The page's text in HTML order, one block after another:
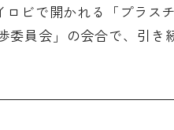
ロビで開かれる「プラス
委員会」の会合で、引き